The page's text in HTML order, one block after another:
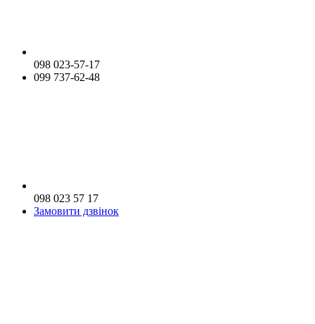
098 023-57-17
099 737-62-48
098 023 57 17
Замовити дзвінок